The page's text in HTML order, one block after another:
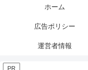
ホーム
広告ポリシー
運営者情報